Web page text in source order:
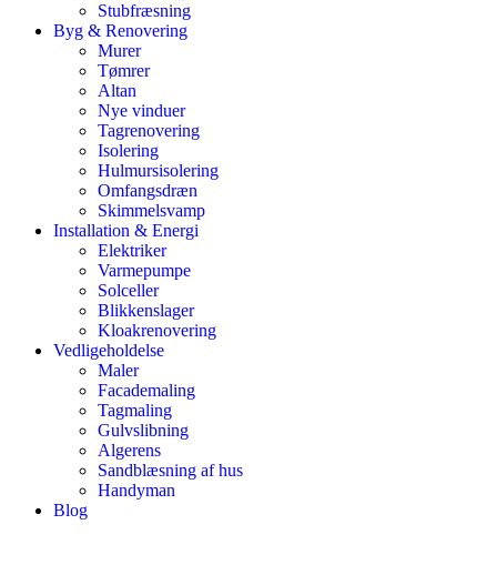
Stubfræsning
Byg & Renovering
Murer
Tømrer
Altan
Nye vinduer
Tagrenovering
Isolering
Hulmursisolering
Omfangsdræn
Skimmelsvamp
Installation & Energi
Elektriker
Varmepumpe
Solceller
Blikkenslager
Kloakrenovering
Vedligeholdelse
Maler
Facademaling
Tagmaling
Gulvslibning
Algerens
Sandblæsning af hus
Handyman
Blog